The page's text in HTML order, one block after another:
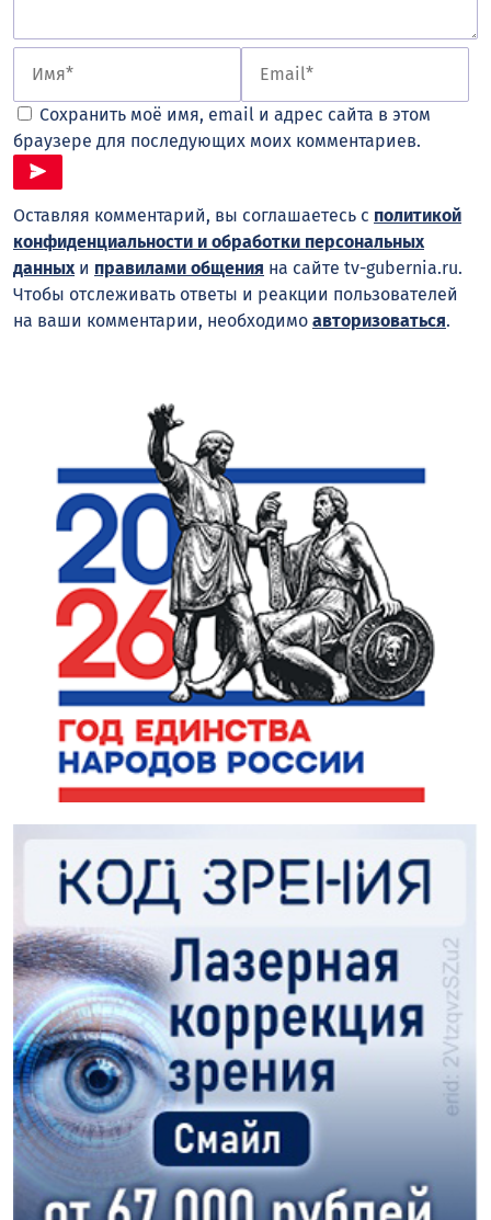
Сохранить моё имя, email и адрес сайта в этом
браузере для последующих моих комментариев.
Оставляя комментарий, вы соглашаетесь с политикой
конфиденциальности и обработки персональных
данныхи правилами общения на сайте tv-gubernia.ru.
Чтобы отслеживать ответы и реакции пользователей
на ваши комментарии, необходимо авторизоваться.